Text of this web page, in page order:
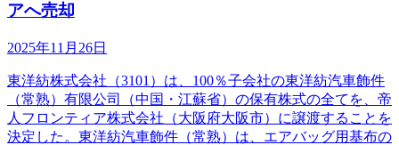
アへ売却
2025年11月26日
東洋紡株式会社（3101）は、100％子会社の東洋紡汽車飾件
（常熟）有限公司（中国・江蘇省）の保有株式の全てを、帝
人フロンティア株式会社（大阪府大阪市）に譲渡することを
決定した。東洋紡汽車飾件（常熟）は、エアバッグ用基布の